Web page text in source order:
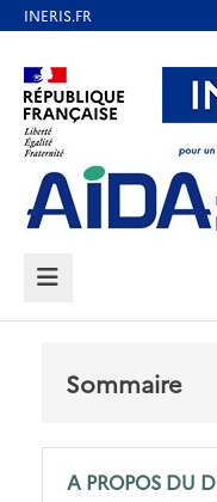
contenu
principal
Aller au contenu
Aller au pied de
MENU
A PROPOS DU
Sommaire